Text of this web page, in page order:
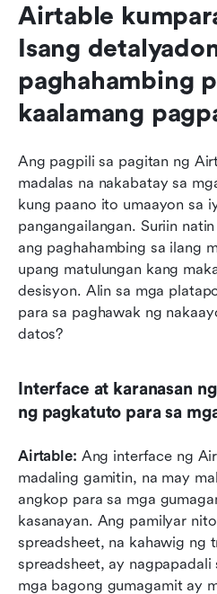
Airtable
Isang
paghahambing
kaalamang
Ang pagpili sa pagitan ng
madalas na nakabatay sa
kung paano ito umaayon sa
pangangailangan. Suriin
ang paghahambing sa ilang
upang matulungan kang
desisyon. Alin sa mga
para sa paghawak ng
datos?
Interface at karanasan
ng pagkatuto para sa
Airtable: Ang interface ng
madaling gamitin, na may
angkop para sa mga
kasanayan. Ang pamilyar
spreadsheet, na kahawig ng
spreadsheet, ay
mga bagong gumagamit ay